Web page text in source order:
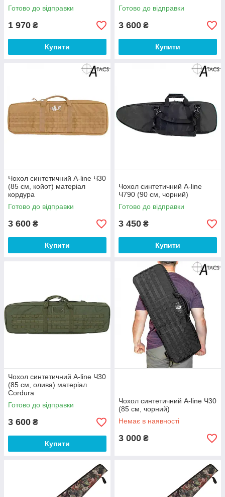
Готово до відправки
1 970 ₴
Купити
Готово до відправки
3 600 ₴
Купити
Чохол синтетичний A-line Ч30
(85 см, койот) матеріал
кордура
Готово до відправки
3 600 ₴
Купити
Чохол синтетичний A-line
Ч790 (90 см, чорний)
Готово до відправки
3 450 ₴
Купити
Чохол синтетичний A-line Ч30
(85 см, олива) матеріал
Cordura
Готово до відправки
3 600 ₴
Купити
Чохол синтетичний A-line Ч30
(85 см, чорний)
Немає в наявності
3 000 ₴